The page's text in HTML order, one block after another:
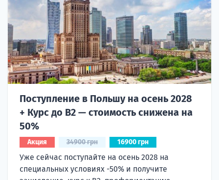
Поступление в Польшу на осень 2028
+ Курс до B2 — стоимость снижена на
50%
Акция 34900 грн 16900 грн
Уже сейчас поступайте на осень 2028 на
специальных условиях -50% и получите